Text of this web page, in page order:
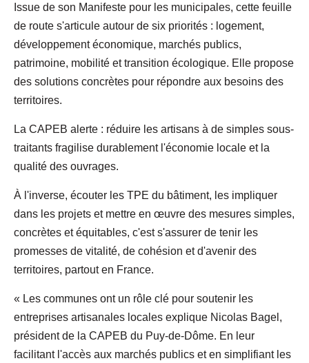
Issue de son Manifeste pour les municipales, cette feuille
de route s'articule autour de six priorités : logement,
développement économique, marchés publics,
patrimoine, mobilité et transition écologique. Elle propose
des solutions concrètes pour répondre aux besoins des
territoires.
La CAPEB alerte : réduire les artisans à de simples sous-
traitants fragilise durablement l'économie locale et la
qualité des ouvrages.
À l'inverse, écouter les TPE du bâtiment, les impliquer
dans les projets et mettre en œuvre des mesures simples,
concrètes et équitables, c'est s'assurer de tenir les
promesses de vitalité, de cohésion et d'avenir des
territoires, partout en France.
« Les communes ont un rôle clé pour soutenir les
entreprises artisanales locales explique Nicolas Bagel,
président de la CAPEB du Puy-de-Dôme. En leur
facilitant l'accès aux marchés publics et en simplifiant les